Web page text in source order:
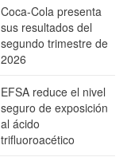
Coca-Cola presenta
sus resultados del
segundo trimestre de
2026
EFSA reduce el nivel
seguro de exposición
al ácido
trifluoroacético